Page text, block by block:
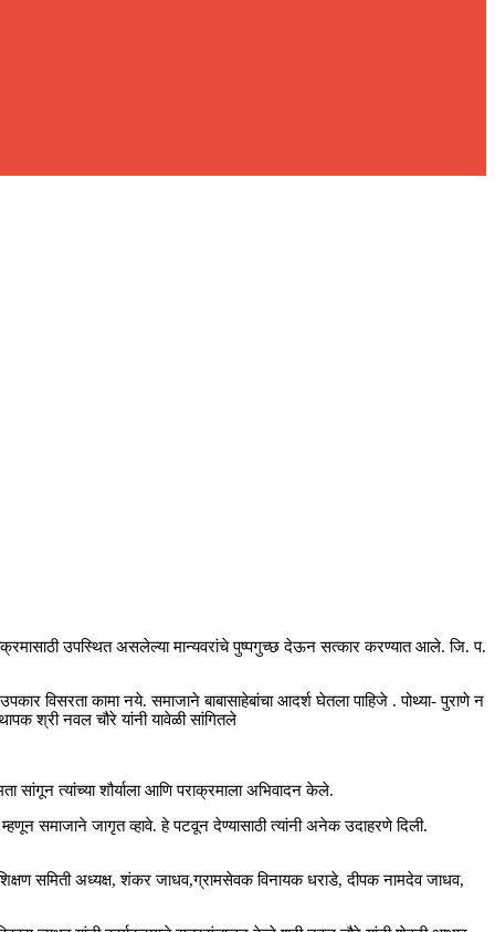
उपस्थित असलेल्या मान्यवरांचे पुष्पगुच्छ देऊन सत्कार करण्यात आले. जि. प.
विसरता कामा नये. समाजाने बाबासाहेबांचा आदर्श घेतला पाहिजे . पोथ्या- पुराणे न
श्री नवल चौरे यांनी यावेळी सांगितले
सांगून त्यांच्या शौर्याला आणि पराक्रमाला अभिवादन केले.
समाजाने जागृत व्हावे. हे पटवून देण्यासाठी त्यांनी अनेक उदाहरणे दिली.
समिती अध्यक्ष, शंकर जाधव,ग्रामसेवक विनायक धराडे, दीपक नामदेव जाधव,